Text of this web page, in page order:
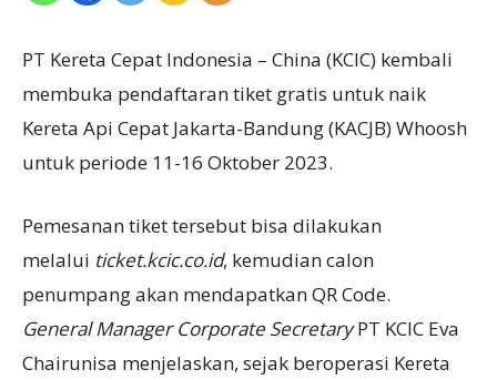
PT Kereta Cepat Indonesia – China (KCIC) kembali
membuka pendaftaran tiket gratis untuk naik
Kereta Api Cepat Jakarta-Bandung (KACJB) Whoosh
untuk periode 11-16 Oktober 2023.
Pemesanan tiket tersebut bisa dilakukan
melalui ticket.kcic.co.id, kemudian calon
penumpang akan mendapatkan QR Code.
General Manager Corporate SecretaryPT KCIC Eva
Chairunisa menjelaskan, sejak beroperasi Kereta